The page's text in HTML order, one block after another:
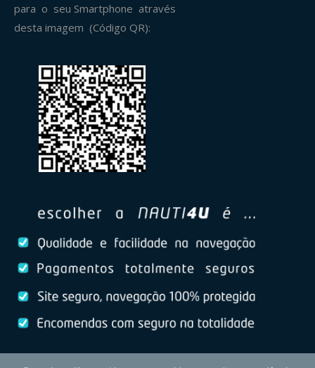
para o seu Smartphone através
desta imagem (Código QR):